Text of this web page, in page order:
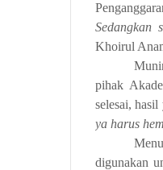
Sedangkan
Khoirul
pihak
selesai,
ya harus
digunakan